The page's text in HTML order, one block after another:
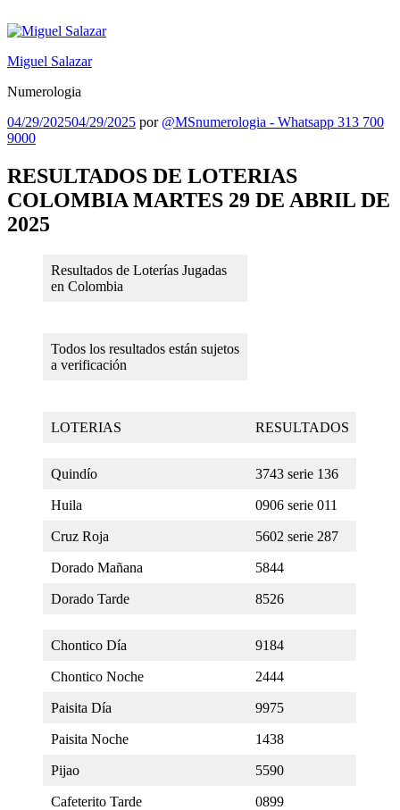
al
Miguel Salazar
Numerologia
Publicado
el
04/29/202504/29/2025 por @MSnumerologia - Whatsapp 313 700
9000
RESULTADOS DE LOTERIAS
COLOMBIA MARTES 29 DE ABRIL DE
2025
Resultados de Loterías Jugadas
en Colombia
Todos los resultados están sujetos
a verificación
LOTERIAS RESULTADOS
Quindío 3743 serie 136
Huila 0906 serie 011
Cruz Roja 5602 serie 287
Dorado Mañana 5844
Dorado Tarde 8526
Chontico Día 9184
Chontico Noche 2444
Paisita Día 9975
Paisita Noche 1438
Pijao 5590
Cafeterito Tarde 0899